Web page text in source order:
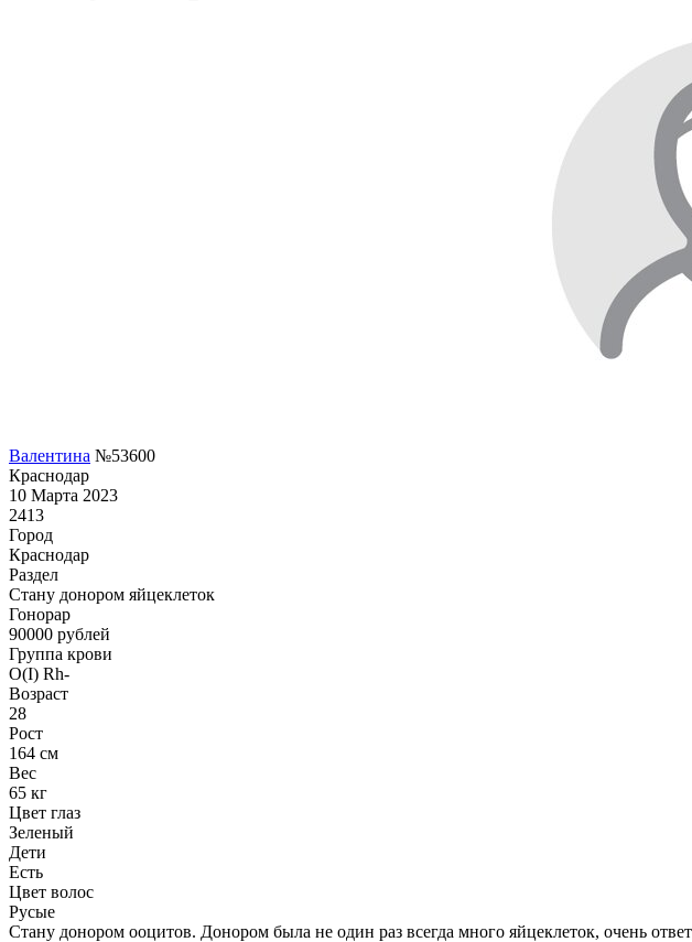
Валентина №53600
Краснодар
10 Марта 2023
2413
Город
Краснодар
Раздел
Стану донором яйцеклеток
Гонoрар
90000 рублей
Группа крови
O(I) Rh-
Возраст
28
Рост
164 см
Вес
65 кг
Цвет глаз
Зеленый
Дети
Есть
Цвет волос
Русые
Стану донором ооцитов. Донором была не один раз всегда много яйцеклеток, очень